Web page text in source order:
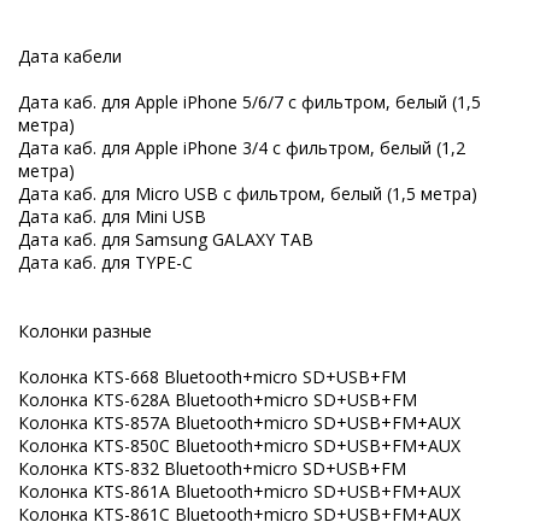
Дата кабели
Дата каб. для Apple iPhone 5/6/7 с фильтром, белый (1,5
метра)
Дата каб. для Apple iPhone 3/4 с фильтром, белый (1,2
метра)
Дата каб. для Micro USB с фильтром, белый (1,5 метра)
Дата каб. для Mini USB
Дата каб. для Samsung GALAXY TAB
Дата каб. для TYPE-C
Колонки разные
Колонка KTS-668 Bluetooth+micro SD+USB+FM
Колонка KTS-628A Bluetooth+micro SD+USB+FM
Колонка KTS-857A Bluetooth+micro SD+USB+FM+AUX
Колонка KTS-850C Bluetooth+micro SD+USB+FM+AUX
Колонка KTS-832 Bluetooth+micro SD+USB+FM
Колонка KTS-861A Bluetooth+micro SD+USB+FM+AUX
Колонка KTS-861C Bluetooth+micro SD+USB+FM+AUX